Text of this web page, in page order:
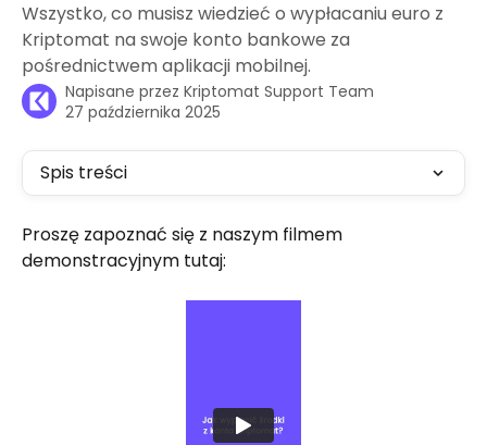
Wszystko, co musisz wiedzieć o wypłacaniu euro z
Kriptomat na swoje konto bankowe za
pośrednictwem aplikacji mobilnej.
Napisane przez Kriptomat Support Team
27 października 2025
Spis treści
Proszę zapoznać się z naszym filmem
demonstracyjnym tutaj: